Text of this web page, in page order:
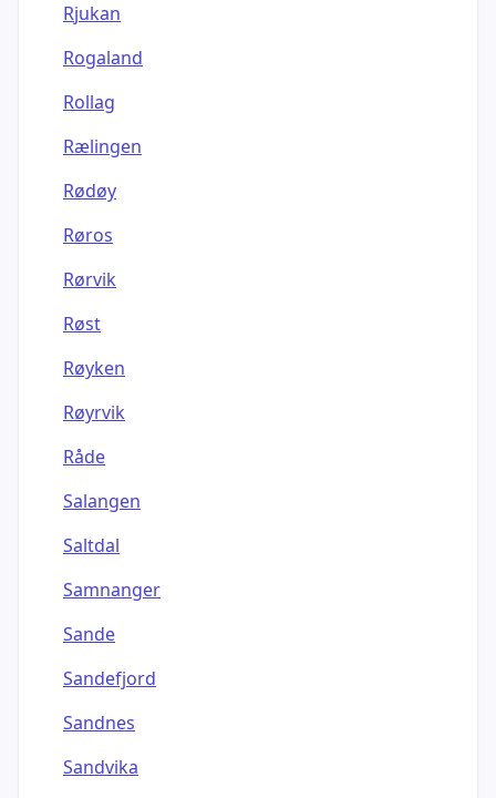
Rjukan
Rogaland
Rollag
Rælingen
Rødøy
Røros
Rørvik
Røst
Røyken
Røyrvik
Råde
Salangen
Saltdal
Samnanger
Sande
Sandefjord
Sandnes
Sandvika